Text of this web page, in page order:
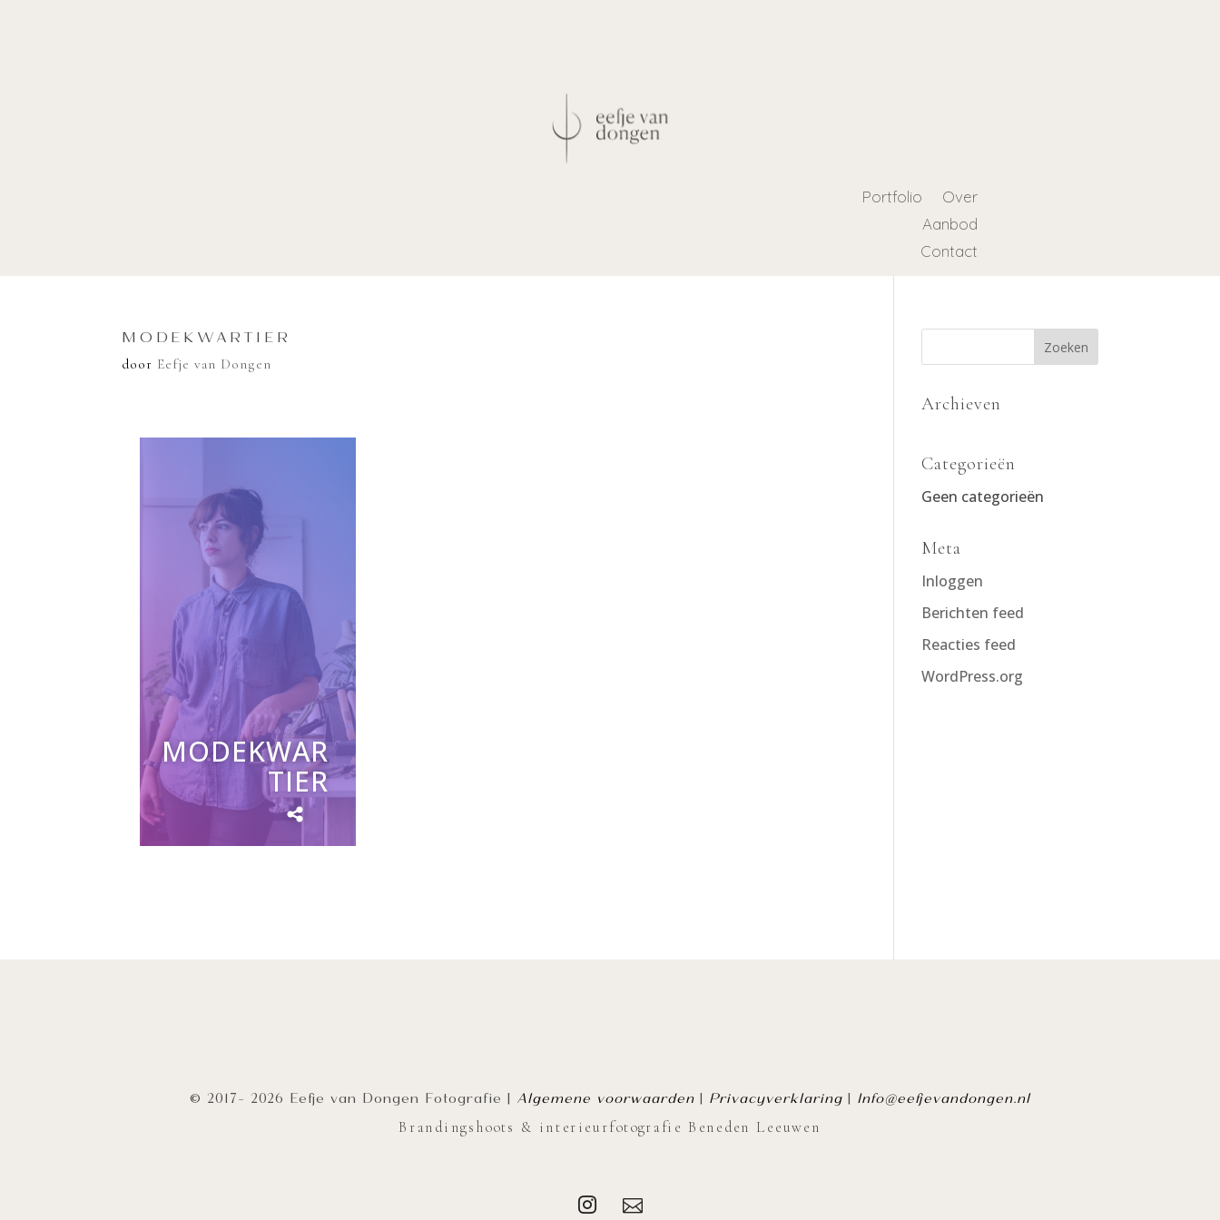
Portfolio
Over
Aanbod
Contact
MODEKWARTIER
door Eefje van Dongen
MODEKWAR
TIER
Archieven
Categorieën
Geen categorieën
Meta
Inloggen
Berichten feed
Reacties feed
WordPress.org
© 2017- 2026 Eefje van Dongen Fotografie | Algemene voorwaarden | Privacyverklaring | Info@eefjevandongen.nl
Brandingshoots & interieurfotografie Beneden Leeuwen
 